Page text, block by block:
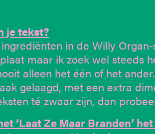
je tekst?
in de Willy
maar ik zoek wel steeds
alleen het één of het
gelaagd, met een extra
té zwaar zijn, dan
‘Laat Ze Maar Branden’